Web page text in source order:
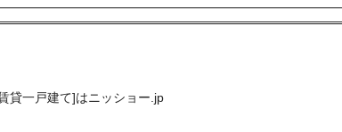
貸一戸建て]はニッショー.jp